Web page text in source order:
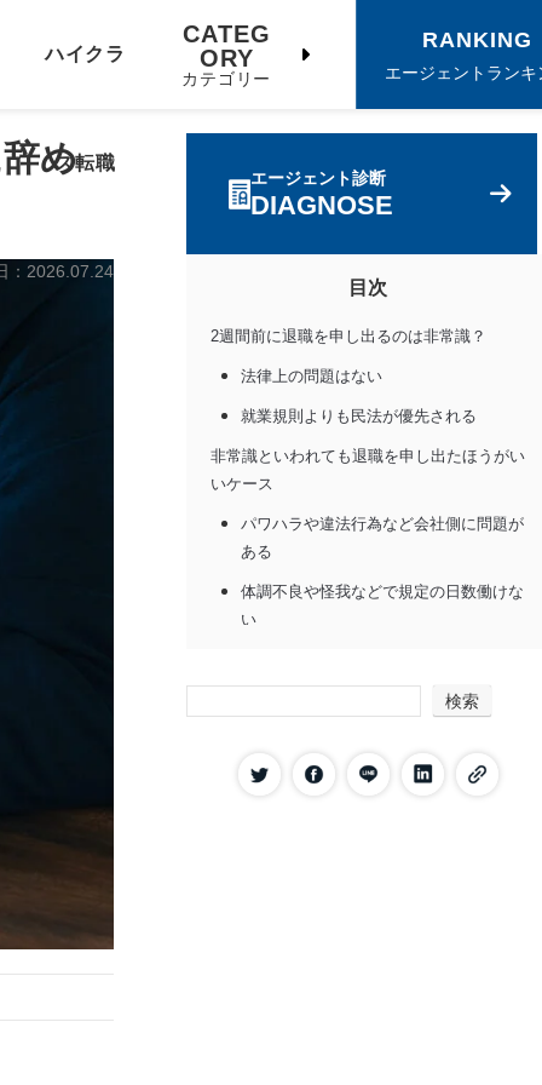
ハイクラ
ス転職
CATEG
ORY
カテゴリー
RANKING
エージェントランキ
め
： 2026.07.24
エージェント診断
DIAGNOSE
目次
2週間前に退職を申し出るのは非常識？
法律上の問題はない
就業規則よりも民法が優先される
非常識といわれても退職を申し出たほうがい
いケース
パワハラや違法行為など会社側に問題が
ある
体調不良や怪我などで規定の日数働けな
い
れる理由
検索